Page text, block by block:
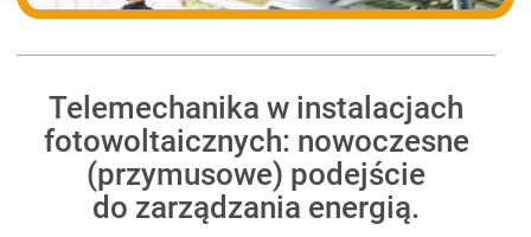
Telemechanika w instalacjach
fotowoltaicznych: nowoczesne
(przymusowe) podejście
do zarządzania energią.